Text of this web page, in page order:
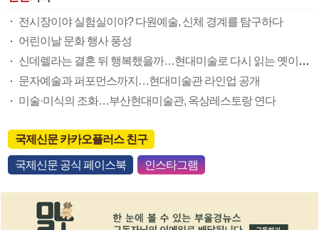
전시장이야 실험실이야? 다원예술, 신체 경계를 탐구하다
어린이날 문화 행사 풍성
신데렐라는 결혼 뒤 행복했을까…현대미술로 다시 읽는 옛이야기
문자예술과 퍼포먼스까지…현대미술관 라인업 공개
미술·미식의 조화…부산현대미술관, 옥상레스토랑 연다
국제신문 카카오플러스 친구
국제신문 공식 페이스북 인스타그램